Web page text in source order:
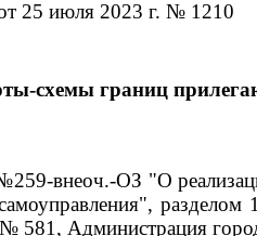
25 июля 2023 г. № 1210
схемы границ
внеоч.-ОЗ "О
Администрация